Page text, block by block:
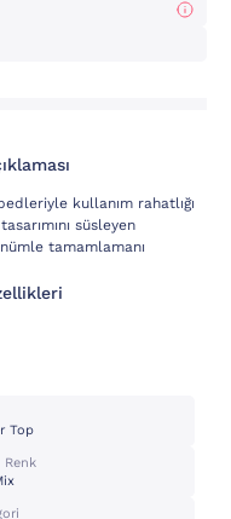
kullanım rahatlığı
süsleyen
tamamlamanı
Top
Renk